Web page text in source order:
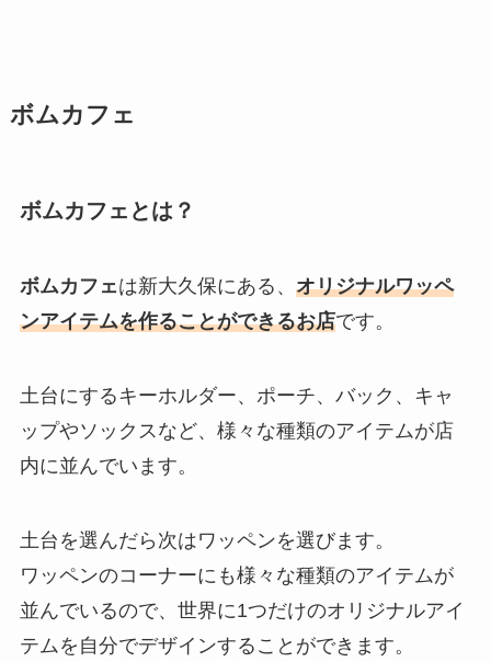
ボムカフェ
ボムカフェとは？
ボムカフェは新大久保にある、 オリジナルワッペ
ンアイテムを作ることができるお店です。
土台にするキーホルダー、ポーチ、バック、キャ
ップやソックスなど、様々な種類のアイテムが店
内に並んでいます。
土台を選んだら次はワッペンを選びます。
ワッペンのコーナーにも様々な種類のアイテムが
並んでいるので、世界に1つだけのオリジナルアイ
テムを自分でデザインすることができます。